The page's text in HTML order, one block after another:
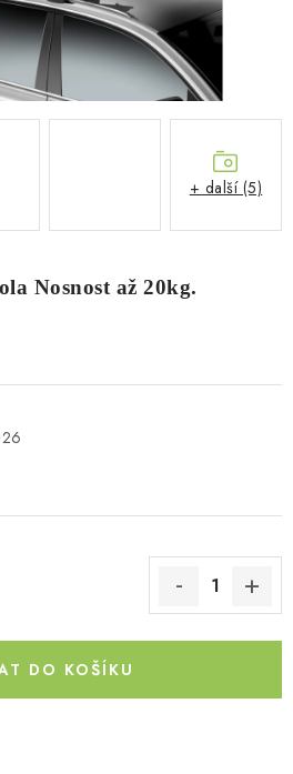
Nosnost až 20kg.
DO KOŠÍKU
+ další (5)